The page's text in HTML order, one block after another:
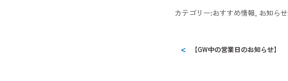
カテゴリー:おすすめ情報 お知らせ
【GW中の営業日のお知らせ】